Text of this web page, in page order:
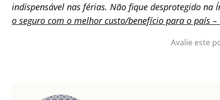
indispensável nas férias. Não fique desprotegido na
o seguro com o melhor custo/benefício para o país
Avalie este